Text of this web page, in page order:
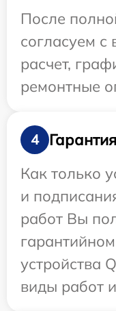
После
согласуем с
расчет,
ремонтные
4
Гарантия
Как только
и
работ Вы
устройства
виды работ